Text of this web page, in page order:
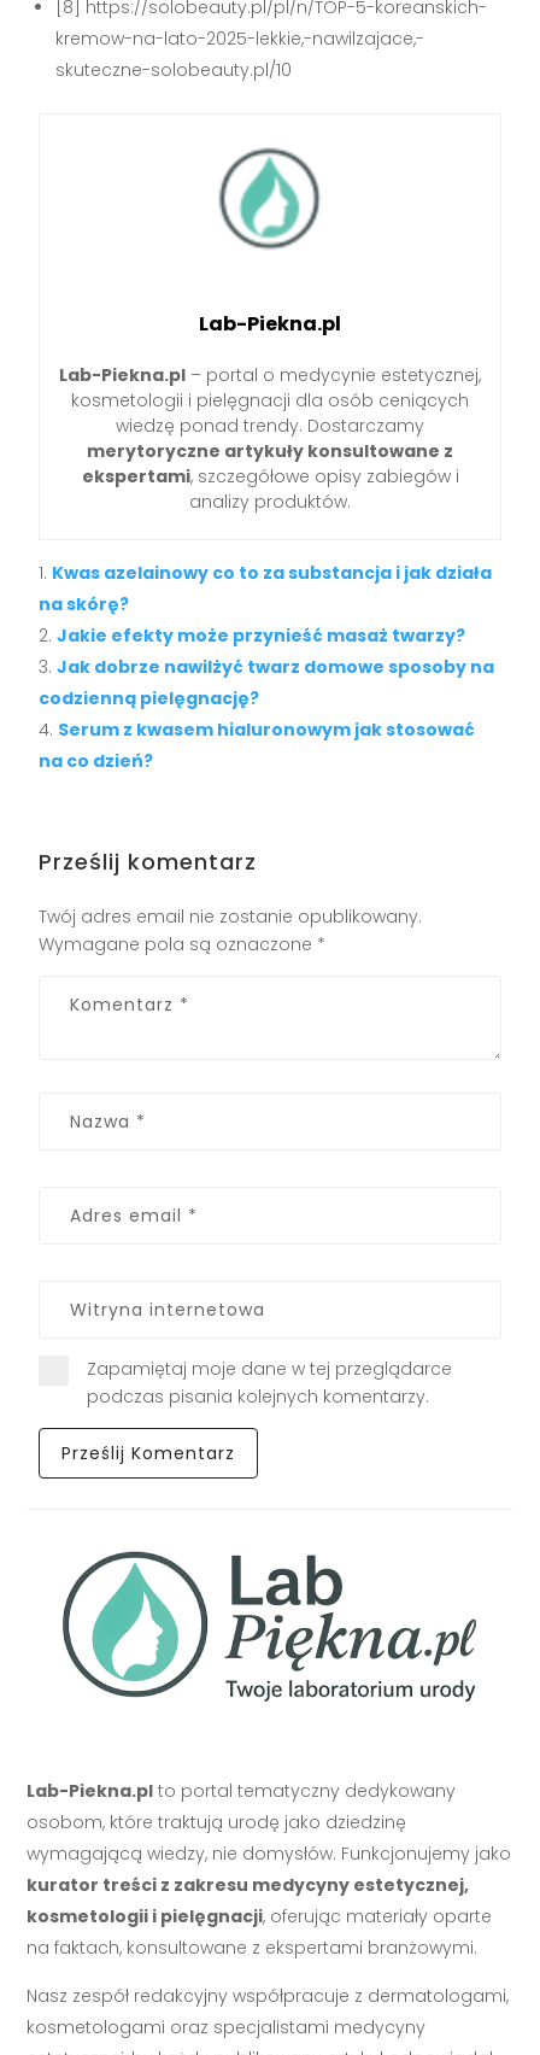
[8] https://solobeauty.pl/pl/n/TOP-5-koreanskich-
kremow-na-lato-2025-lekkie,-nawilzajace,-
skuteczne-solobeauty.pl/10
Lab-Piekna.pl
Lab-Piekna.pl – portal o medycynie estetycznej,
kosmetologii i pielęgnacji dla osób ceniących
wiedzę ponad trendy. Dostarczamy
merytoryczne artykuły konsultowane z
ekspertami, szczegółowe opisy zabiegów i
analizy produktów.
Kwas azelainowy co to za substancja i jak działa
na skórę?
Jakie efekty może przynieść masaż twarzy?
Jak dobrze nawilżyć twarz domowe sposoby na
codzienną pielęgnację?
Serum z kwasem hialuronowym jak stosować
na co dzień?
Prześlij komentarz
Twój adres email nie zostanie opublikowany.
Wymagane pola są oznaczone *
Zapamiętaj moje dane w tej przeglądarce
podczas pisania kolejnych komentarzy.
Lab-Piekna.pl to portal tematyczny dedykowany
osobom, które traktują urodę jako dziedzinę
wymagającą wiedzy, nie domysłów. Funkcjonujemy jako
kurator treści z zakresu medycyny estetycznej,
kosmetologii i pielęgnacji, oferując materiały oparte
na faktach, konsultowane z ekspertami branżowymi.
Nasz zespół redakcyjny współpracuje z dermatologami,
kosmetologami oraz specjalistami medycyny